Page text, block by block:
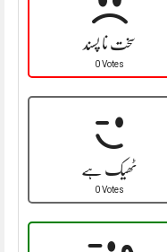
سخت نا پسند
0 Votes
ٹھیک ہے
0 Votes